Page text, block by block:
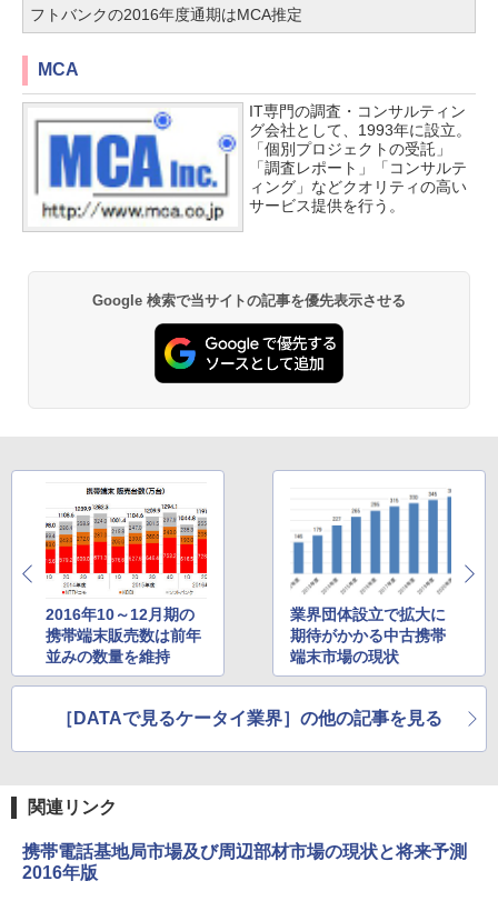
フトバンクの2016年度通期はMCA推定
MCA
IT専門の調査・コンサルティン
グ会社として、1993年に設立。
「個別プロジェクトの受託」
「調査レポート」「コンサルテ
ィング」などクオリティの高い
サービス提供を行う。
Google 検索で当サイトの記事を優先表示させる
2016年10～12月期の
携帯端末販売数は前年
並みの数量を維持
業界団体設立で拡大に
期待がかかる中古携帯
端末市場の現状
［DATAで見るケータイ業界］の他の記事を見る
関連リンク
携帯電話基地局市場及び周辺部材市場の現状と将来予測
2016年版